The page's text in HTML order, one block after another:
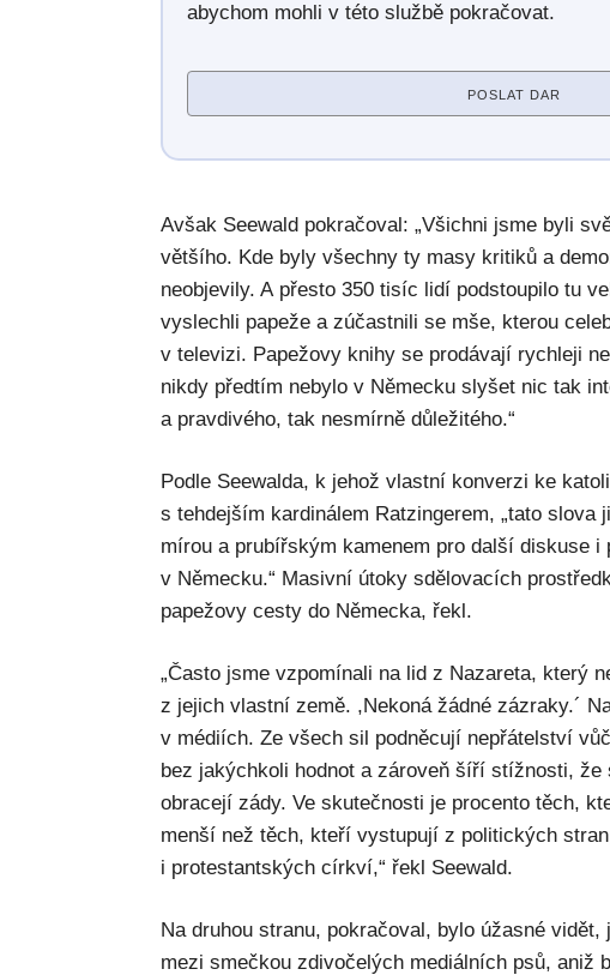
abychom mohli v této službě pokračovat.
POSLAT DAR
Avšak Seewald pokračoval: „Všichni jsme byli
většího. Kde byly všechny ty masy kritiků a
neobjevily. A přesto 350 tisíc lidí podstoupilo tu
vyslechli papeže a zúčastnili se mše, kterou
v televizi. Papežovy knihy se prodávají rychleji
nikdy předtím nebylo v Německu slyšet nic tak
a pravdivého, tak nesmírně důležitého.“
Podle Seewalda, k jehož vlastní konverzi ke
s tehdejším kardinálem Ratzingerem, „tato slova
mírou a prubířským kamenem pro další diskuse
v Německu.“ Masivní útoky sdělovacích
papežovy cesty do Německa, řekl.
„Často jsme vzpomínali na lid z Nazareta, který
z jejich vlastní země. ,Nekoná žádné zázraky.´
v médiích. Ze všech sil podněcují nepřátelství
bez jakýchkoli hodnot a zároveň šíří stížnosti,
obracejí zády. Ve skutečnosti je procento těch,
menší než těch, kteří vystupují z politických
i protestantských církví,“ řekl Seewald.
Na druhou stranu, pokračoval, bylo úžasné vidět,
mezi smečkou zdivočelých mediálních psů, aniž